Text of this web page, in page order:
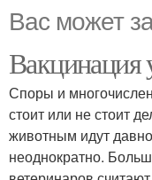
Вас может
Споры и
стоит или не стоит
животным идут
неоднократно.